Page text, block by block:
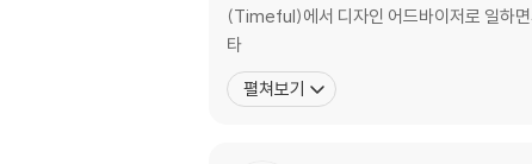
(Timeful)에서 디자인 어드바이저로 일하면
타
펼쳐보기